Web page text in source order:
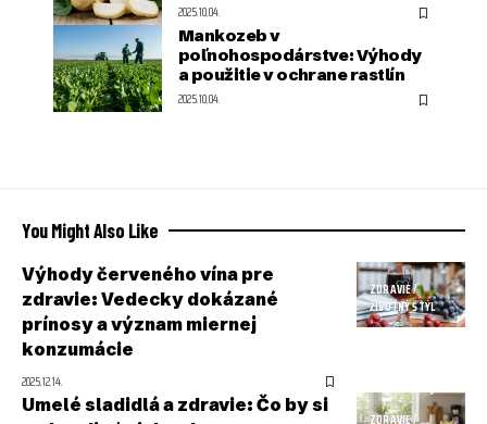
2025.10.04.
Mankozeb v
poľnohospodárstve: Výhody
a použitie v ochrane rastlín
2025.10.04.
You Might Also Like
ZDRAVIE /
ŽIVOTNÝ ŠTÝL
Výhody červeného vína pre
zdravie: Vedecky dokázané
prínosy a význam miernej
konzumácie
2025.12.14.
ZDRAVIE /
Umelé sladidlá a zdravie: Čo by si